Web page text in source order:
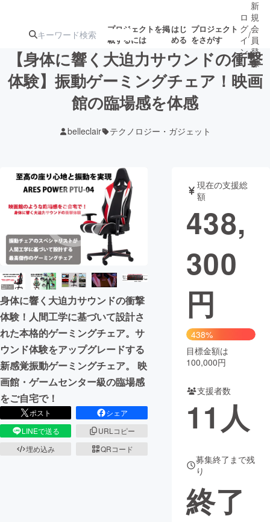
プロジェクトを掲
載するには
はじ
める
プロジェクト
をさがす
注目のリ 注目の新着プロ募集終了が近いプ
ロジェクト
テクノロジー・ガジェット
映像・映画 書籍・雑誌
ビジネス・起業 チャレンジ
まちづくり・地域活性化
CAMPFIRE for Social Good
CAMPFIRE Creation
CAMPFIREふるさと納税machi-ya コミュニティ
ロ
グ
イ
ン
/
新
規
会
員
登
録
【身体に響く大迫力サウンドの衝撃
体験】振動ゲーミングチェア！映画
館の臨場感を体感
belleclair テクノロジー・ガジェット
身体に響く大迫力サウンドの衝撃
体験！人間工学に基づいて設計さ
れた本格的ゲーミングチェア。サ
ウンド体験をアップグレードする
新感覚振動ゲーミングチェア。 映
画館・ゲームセンター級の臨場感
をご自宅で！
ポスト
シェア
LINEで送る
URLコピー
埋め込み
QRコード
現在の支援総
額
438,
300
円
438%
目標金額は
100,000円
支援者数
11 人
募集終了まで残
り
終了